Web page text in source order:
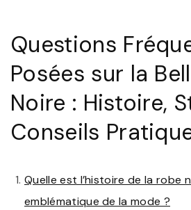
Questions
Posées sur la
Noire : Histoire,
Conseils
Quelle est l’histoire de la robe
emblématique de la mode ?